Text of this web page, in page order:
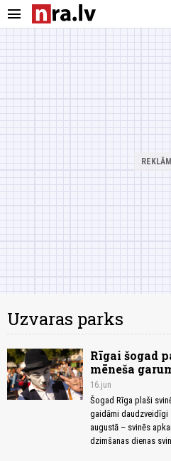
menu
Uzvaras parks
Rīgai šogad
mēneša
16.jun
Šogad Rīga plaši
gaidāmi daudzveidīgi
augustā – svinēs
dzimšanas dienas